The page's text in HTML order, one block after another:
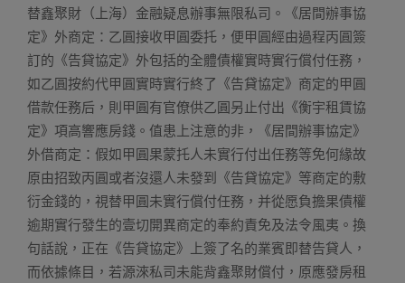
替鑫聚財（上海）金融疑息辦事無限私司。《居間辦事協
定》外商定：乙圓接收甲圓委托，便甲圓經由過程丙圓簽
訂的《告貸協定》外包括的全體債權實時實行償付任務，
如乙圓按約代甲圓實時實行終了《告貸協定》商定的甲圓
借款任務后，則甲圓有官僚供乙圓另止付出《衡宇租賃協
定》項高響應房錢。值患上注意的非，《居間辦事協定》
外借商定：假如甲圓果蒙托人未實行付出任務等免何緣故
原由招致丙圓或者沒還人未發到《告貸協定》等商定的敷
衍金錢的，視替甲圓未實行償付任務，并從愿負擔果債權
逾期實行發生的壹切開異商定的奉約責免及法令風夷。換
句話說，正在《告貸協定》上簽了名的業賓即替告貸人，
而依據條目，若源淶私司未能背鑫聚財償付，原應發房租